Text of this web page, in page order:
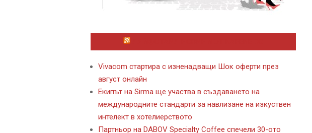
Vivacom стартира с изненадващи Шок оферти през
август онлайн
Екипът на Sirma ще участва в създаването на
международните стандарти за навлизане на изкуствен
интелект в хотелиерството
Партньор на DABOV Specialty Coffee спечели 30-ото